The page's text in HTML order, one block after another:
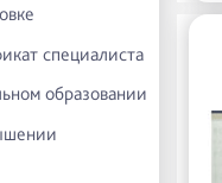
специалиста
образовании